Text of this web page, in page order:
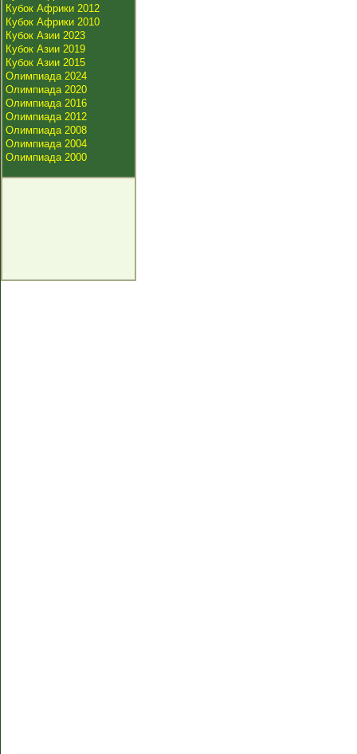
Кубок Африки 2012
Кубок Африки 2010
Кубок Азии 2023
Кубок Азии 2019
Кубок Азии 2015
Олимпиада 2024
Олимпиада 2020
Олимпиада 2016
Олимпиада 2012
Олимпиада 2008
Олимпиада 2004
Олимпиада 2000